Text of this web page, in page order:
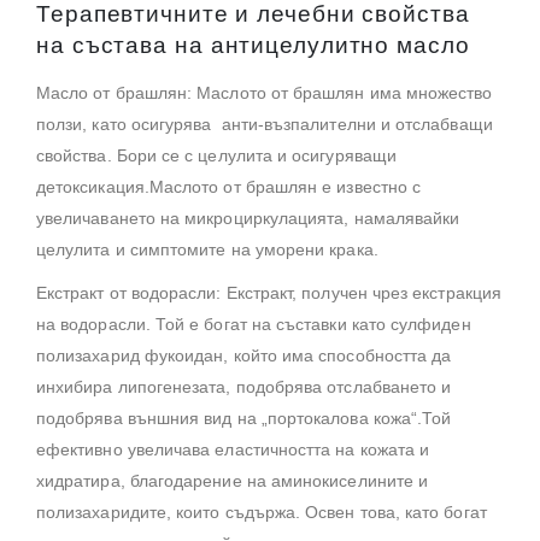
Терапевтичните и лечебни свойства
на състава на антицелулитно масло
Масло от брашлян: Маслото от брашлян има множество
ползи, като осигурява анти-възпалителни и отслабващи
свойства. Бори се с целулита и осигуряващи
детоксикация.Маслото от брашлян е известно с
увеличаването на микроциркулацията, намалявайки
целулита и симптомите на уморени крака.
Екстракт от водорасли: Екстракт, получен чрез екстракция
на водорасли. Той е богат на съставки като сулфиден
полизахарид фукоидан, който има способността да
инхибира липогенезата, подобрява отслабването и
подобрява външния вид на „портокалова кожа“.Той
ефективно увеличава еластичността на кожата и
хидратира, благодарение на аминокиселините и
полизахаридите, които съдържа. Освен това, като богат